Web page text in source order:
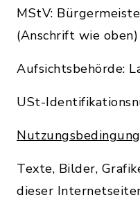
MStV:
(Anschrift wie oben)
Aufsichtsbehörde:
USt-
Texte, Bilder,
dieser